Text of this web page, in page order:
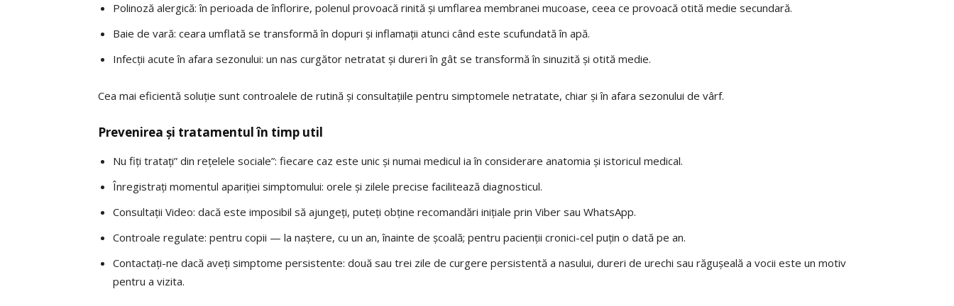
Polinoză alergică: în perioada de înflorire, polenul provoacă rinită și umflarea membranei mucoase, ceea ce provoacă otită medie secundară.
Baie de vară: ceara umflată se transformă în dopuri și inflamații atunci când este scufundată în apă.
Infecții acute în afara sezonului: un nas curgător netratat și dureri în gât se transformă în sinuzită și otită medie.
Cea mai eficientă soluție sunt controalele de rutină și consultațiile pentru simptomele netratate, chiar și în afara sezonului de vârf.
Prevenirea și tratamentul în timp util
Nu fiți tratați” din rețelele sociale”: fiecare caz este unic și numai medicul ia în considerare anatomia și istoricul medical.
Înregistrați momentul apariției simptomului: orele și zilele precise facilitează diagnosticul.
Consultații Video: dacă este imposibil să ajungeți, puteți obține recomandări inițiale prin Viber sau WhatsApp.
Controale regulate: pentru copii — la naștere, cu un an, înainte de școală; pentru pacienții cronici-cel puțin o dată pe an.
Contactați-ne dacă aveți simptome persistente: două sau trei zile de curgere persistentă a nasului, dureri de urechi sau răgușeală a vocii este un motiv
pentru a vizita.